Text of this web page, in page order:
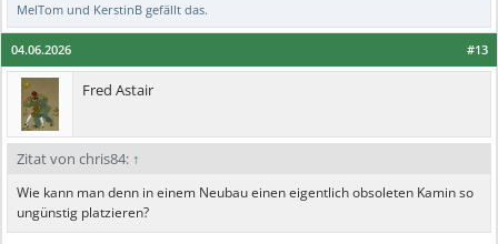
MelTom und KerstinB gefällt das.
#13
04.06.2026
Fred Astair
Zitat von chris84: ↑
Wie kann man denn in einem Neubau einen eigentlich obsoleten Kamin so
ungünstig platzieren?